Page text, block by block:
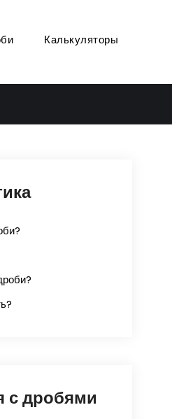
Калькуляторы
с дробями